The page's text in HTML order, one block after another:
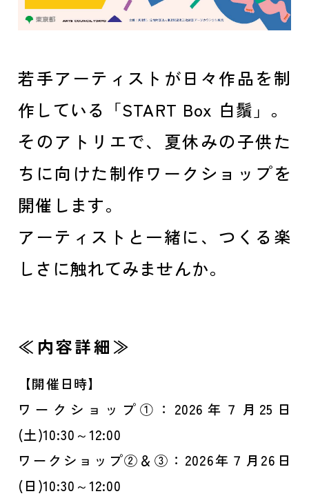
若手アーティストが日々作品を制
作している「START Box 白鬚」。
そのアトリエで、夏休みの子供た
ちに向けた制作ワークショップを
開催します。
アーティストと一緒に、つくる楽
しさに触れてみませんか。
≪内容詳細≫
【開催日時】
ワークショップ①：2026年７月25日
(土)10:30～12:00
ワークショップ②＆③：2026年７月26日
(日)10:30～12:00